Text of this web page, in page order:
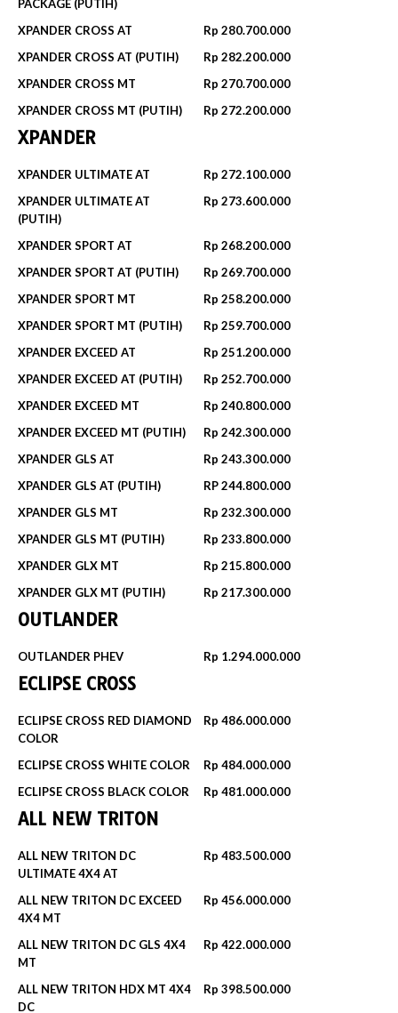
PACKAGE (PUTIH)
XPANDER CROSS AT
Rp 280.700.000‬
XPANDER CROSS AT (PUTIH)
Rp 282.200.000‬
XPANDER CROSS MT
Rp 270.700.000‬
XPANDER CROSS MT (PUTIH)
Rp 272.200.000‬
XPANDER
XPANDER ULTIMATE AT
Rp 272.100.000
XPANDER ULTIMATE AT
(PUTIH)
Rp 273.600.000
XPANDER SPORT AT
Rp 268.200.000‬
XPANDER SPORT AT (PUTIH)
Rp 269.700.000‬
XPANDER SPORT MT
Rp 258.200.000‬
XPANDER SPORT MT (PUTIH)
Rp 259.700.000‬
XPANDER EXCEED AT
Rp 251.200.000‬
XPANDER EXCEED AT (PUTIH)
Rp 252.700.000‬
XPANDER EXCEED MT
Rp 240.800.000‬
XPANDER EXCEED MT (PUTIH)
Rp 242.300.000‬
XPANDER GLS AT
Rp 243.300.000
XPANDER GLS AT (PUTIH)
RP 244.800.000‬
XPANDER GLS MT
Rp 232.300.000‬
XPANDER GLS MT (PUTIH)
Rp 233.800.000
XPANDER GLX MT
Rp 215.800.000
XPANDER GLX MT (PUTIH)
Rp 217.300.000
OUTLANDER
OUTLANDER PHEV Rp 1.294.000.000
ECLIPSE CROSS
ECLIPSE CROSS RED DIAMOND
COLOR
Rp 486.000.000
ECLIPSE CROSS WHITE COLOR
Rp 484.000.000
ECLIPSE CROSS BLACK COLOR
Rp 481.000.000
ALL NEW TRITON
ALL NEW TRITON DC
ULTIMATE 4X4 AT
Rp 483.500.000
ALL NEW TRITON DC EXCEED
4X4 MT
Rp 456.000.000
ALL NEW TRITON DC GLS 4X4
MT
Rp 422.000.000
ALL NEW TRITON HDX MT 4X4
DC
Rp 398.500.000